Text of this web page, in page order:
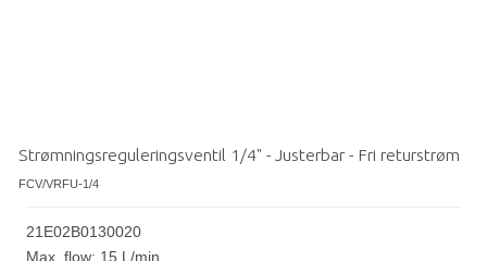
Strømningsreguleringsventil 1/4" - Justerbar - Fri returstrøm
FCV/VRFU-1/4
21E02B0130020
Max. flow: 15 L/min